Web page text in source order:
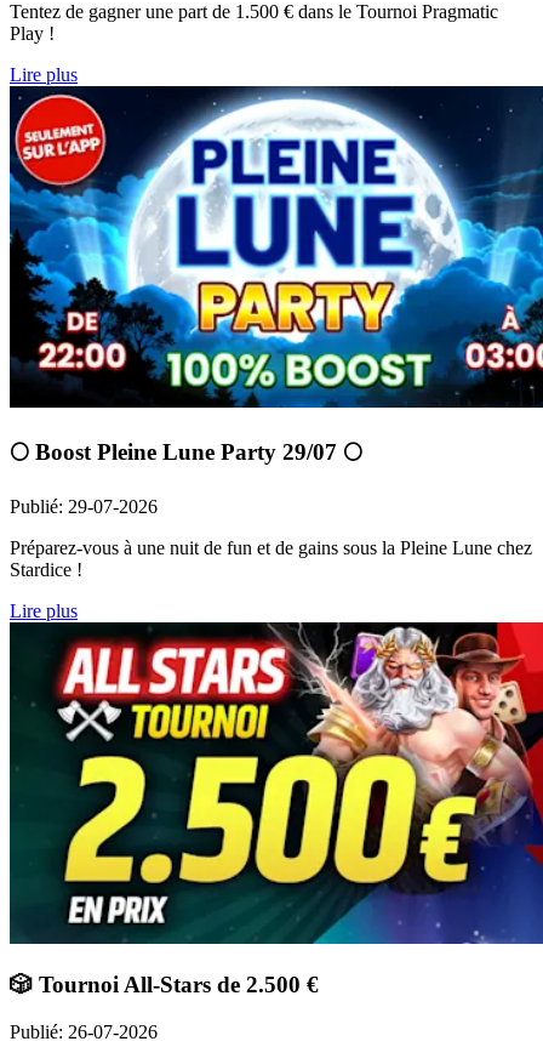
Tentez de gagner une part de 1.500 € dans le Tournoi Pragmatic
Play !
Lire plus
🌕 Boost Pleine Lune Party 29/07 🌕
Publié: 29-07-2026
Préparez-vous à une nuit de fun et de gains sous la Pleine Lune chez
Stardice !
Lire plus
🎲 Tournoi All-Stars de 2.500 €
Publié: 26-07-2026